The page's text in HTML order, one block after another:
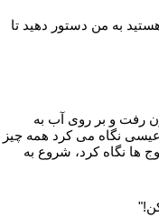
به من دستور دهید تا
رفت و بر روی آب به
نگاه می کرد همه چیز
ها نگاه کرد، شروع به